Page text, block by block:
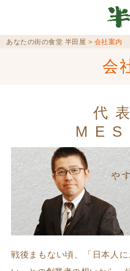
あなたの街の食堂 半田屋 > 会社案内
会
代
戦後まもない頃、「日本人